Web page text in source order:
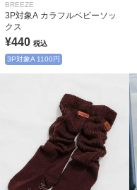
BREEZE
3P対象A カラフルベビーソッ
クス
¥440 税込
3P対象A 1100円